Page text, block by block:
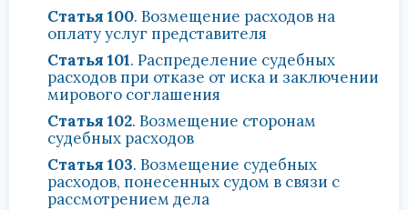
Статья 100. Возмещение расходов на
оплату услуг представителя
Статья 101. Распределение судебных
расходов при отказе от иска и заключении
мирового соглашения
Статья 102. Возмещение сторонам
судебных расходов
Статья 103. Возмещение судебных
расходов, понесенных судом в связи с
рассмотрением дела